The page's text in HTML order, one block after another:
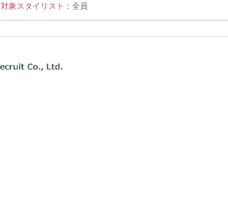
対象スタイリスト： 全員